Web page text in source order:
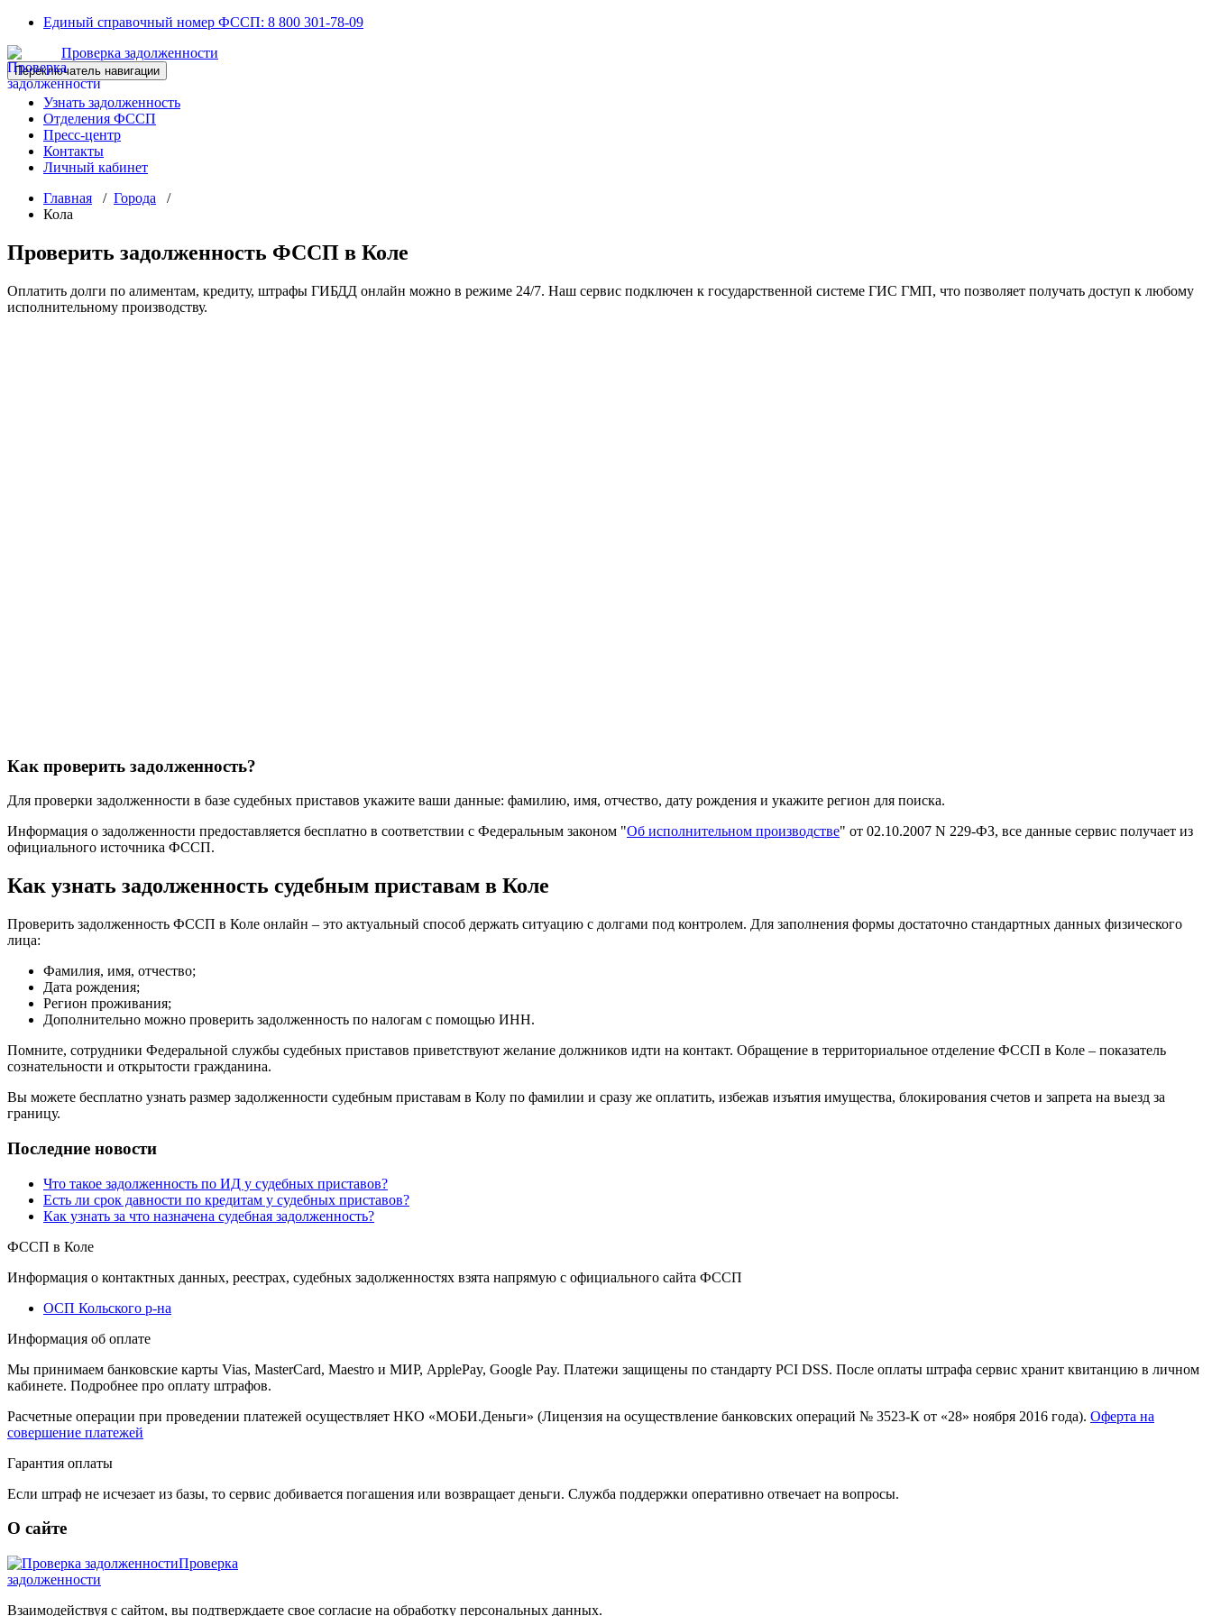
Перейти
содержимому
Единый справочный номер ФССП: 8 800 301-78-09
Проверка задолженности
Переключатель навигации
Узнать задолженность
Отделения ФССП
Пресс-центр
Контакты
Личный кабинет
Главная / Города /
Кола
Проверить задолженность ФССП в Коле
Оплатить долги по алиментам, кредиту, штрафы ГИБДД онлайн можно в режиме 24/7. Наш сервис подключен к государственной системе ГИС ГМП, что позволяет получать доступ к любому
исполнительному производству.
Как проверить задолженность?
Для проверки задолженности в базе судебных приставов укажите ваши данные: фамилию, имя, отчество, дату рождения и укажите регион для поиска.
Информация о задолженности предоставляется бесплатно в соответствии с Федеральным законом "Об исполнительном производстве" от 02.10.2007 N 229-ФЗ, все данные сервис получает из
официального источника ФССП.
Как узнать задолженность судебным приставам в Коле
Проверить задолженность ФССП в Коле онлайн – это актуальный способ держать ситуацию с долгами под контролем. Для заполнения формы достаточно стандартных данных физического
лица:
Фамилия, имя, отчество;
Дата рождения;
Регион проживания;
Дополнительно можно проверить задолженность по налогам с помощью ИНН.
Помните, сотрудники Федеральной службы судебных приставов приветствуют желание должников идти на контакт. Обращение в территориальное отделение ФССП в Коле – показатель
сознательности и открытости гражданина.
Вы можете бесплатно узнать размер задолженности судебным приставам в Колу по фамилии и сразу же оплатить, избежав изъятия имущества, блокирования счетов и запрета на выезд за
границу.
Последние новости
Что такое задолженность по ИД у судебных приставов?
Есть ли срок давности по кредитам у судебных приставов?
Как узнать за что назначена судебная задолженность?
ФССП в Коле
Информация о контактных данных, реестрах, судебных задолженностях взята напрямую с официального сайта ФССП
ОСП Кольского р-на
Информация об оплате
Мы принимаем банковские карты Vias, MasterCard, Maestro и МИР, ApplePay, Google Pay. Платежи защищены по стандарту PCI DSS. После оплаты штрафа сервис хранит квитанцию в личном
кабинете. Подробнее про оплату штрафов.
Расчетные операции при проведении платежей осуществляет НКО «МОБИ.Деньги» (Лицензия на осуществление банковских операций № 3523-К от «28» ноября 2016 года). Оферта на
совершение платежей
Гарантия оплаты
Если штраф не исчезает из базы, то сервис добивается погашения или возвращает деньги. Служба поддержки оперативно отвечает на вопросы.
О сайте
Проверка
задолженности
Взаимодействуя с сайтом, вы подтверждаете свое согласие на обработку персональных данных.